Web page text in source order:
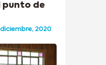
punto de
diciembre, 2020